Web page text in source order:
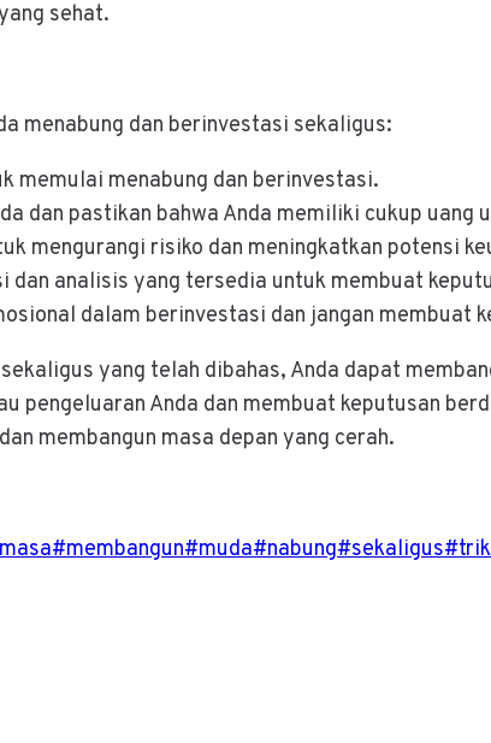
sehat.
menabung dan berinvestasi sekaligus:
memulai menabung dan berinvestasi.
dan pastikan bahwa Anda memiliki cukup uang
mengurangi risiko dan meningkatkan potensi
dan analisis yang tersedia untuk membuat
dalam berinvestasi dan jangan membuat
yang telah dibahas, Anda dapat
pengeluaran Anda dan membuat keputusan
membangun masa depan yang cerah.
masa#membangun#muda#nabung#sekaligus#trik